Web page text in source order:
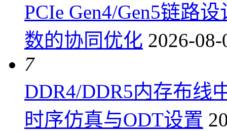
PCIe Gen4/Gen5链路
数的协同优化 2026-
7
DDR4/DDR5内存布线
时序仿真与ODT设置